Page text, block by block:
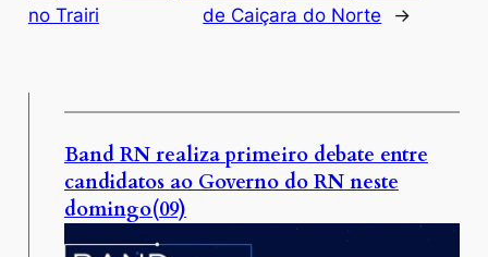
no Trairi
de Caiçara do Norte
→
Band RN realiza primeiro debate entre
candidatos ao Governo do RN neste
domingo(09)